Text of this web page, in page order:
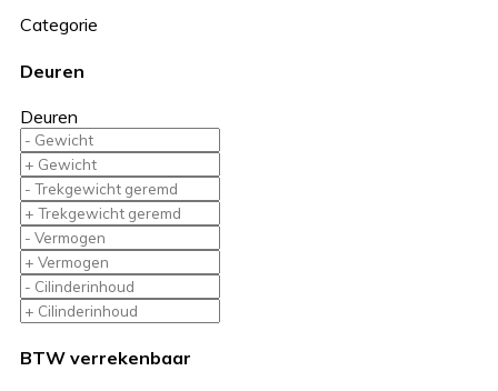
Categorie
Deuren
Deuren
BTW verrekenbaar